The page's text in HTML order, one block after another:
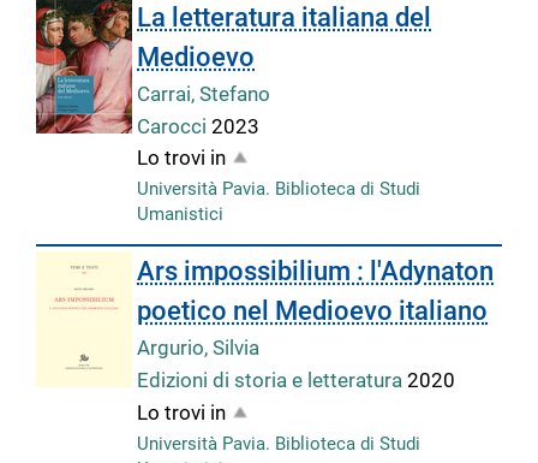
La letteratura italiana del
Medioevo
Carrai, Stefano
Carocci2023
Lo trovi in
Università Pavia. Biblioteca di Studi
Umanistici
Ars impossibilium : l'Adynaton
poetico nel Medioevo italiano
Argurio, Silvia
Edizioni di storia e letteratura2020
Lo trovi in
Università Pavia. Biblioteca di Studi